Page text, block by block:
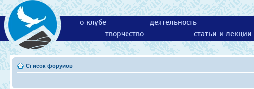
о клубе деятельность
творчество
статьи и лекции
Список форумов